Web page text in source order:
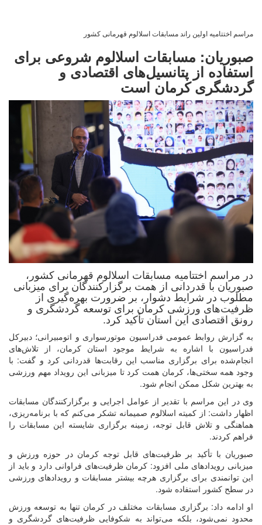
مراسم اختتامیه اولین راند مسابقات اسلالوم قهرمانی کشور
صبوریان: مسابقات اسلالوم شروعی برای
استفاده از پتانسیل‌های اقتصادی و
گردشگری کرمان است
در مراسم اختتامیه مسابقات اسلالوم قهرمانی کشور،
صبوریان با قدردانی از همت برگزارکنندگان برای میزبانی
مطلوب در شرایط دشوار، بر ضرورت بهره‌گیری از
ظرفیت‌های ورزشی کرمان برای توسعه گردشگری و
رونق اقتصادی این استان تأکید کرد.
به گزارش روابط عمومی فدراسیون موتورسواری و اتومبیرانی؛ دبیرکل
فدراسیون با اشاره به شرایط موجود استان کرمان، از تلاش‌های
انجام‌شده برای برگزاری مناسب این رقابت‌ها قدردانی کرد و گفت: با
وجود همه سختی‌ها، کرمان همت کرد تا میزبانی این رویداد مهم ورزشی
به بهترین شکل ممکن انجام شود.
وی در این مراسم با تقدیر از عوامل اجرایی و برگزارکنندگان مسابقات
اظهار داشت: از کمیته اسلالوم صمیمانه تشکر می‌کنم که با برنامه‌ریزی،
هماهنگی و تلاش قابل توجه، زمینه برگزاری شایسته این مسابقات را
فراهم کردند.
صبوریان با تأکید بر ظرفیت‌های قابل توجه کرمان در حوزه ورزش و
میزبانی رویدادهای ملی افزود: کرمان ظرفیت‌های فراوانی دارد و باید از
این توانمندی برای برگزاری هرچه بیشتر مسابقات و رویدادهای ورزشی
در سطح کشور استفاده شود.
او ادامه داد: برگزاری مسابقات مختلف در کرمان تنها به توسعه ورزش
محدود نمی‌شود، بلکه می‌تواند به شکوفایی ظرفیت‌های گردشگری و